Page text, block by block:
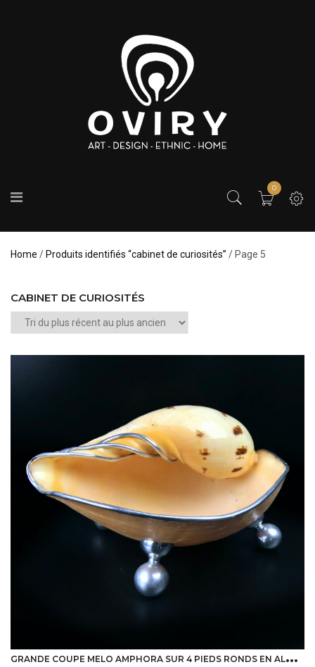
0
Home / Produits identifiés “cabinet de curiosités” / Page 5
CABINET DE CURIOSITÉS
G
RANDE COUPE MELO AMPHORA SUR 4 PIEDS RONDS EN ALUMINIUM ORFÈVRERIE